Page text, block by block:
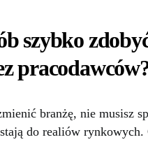
szybko
branżę, nie musisz
do realiów rynkowych.